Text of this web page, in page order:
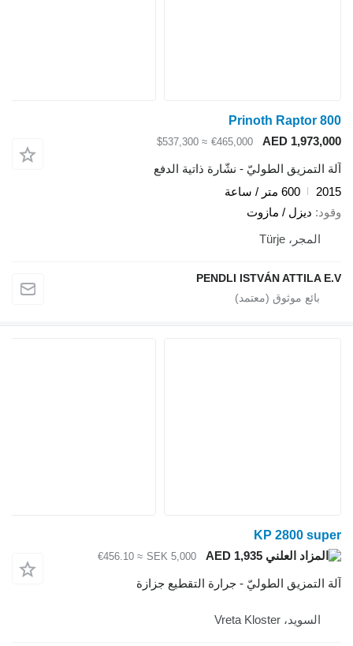
Prinoth
AED
€465,000
≈ $537,300
الطوليّ - نشّارة ذاتية الدفع
600 متر / ساعة
ديزل / مازوت
PENDLI ISTVÁN
KP 2800
AED 1,935
SEK 5,000
≈ €456.10
الطوليّ - جرارة التقطيع جزازة